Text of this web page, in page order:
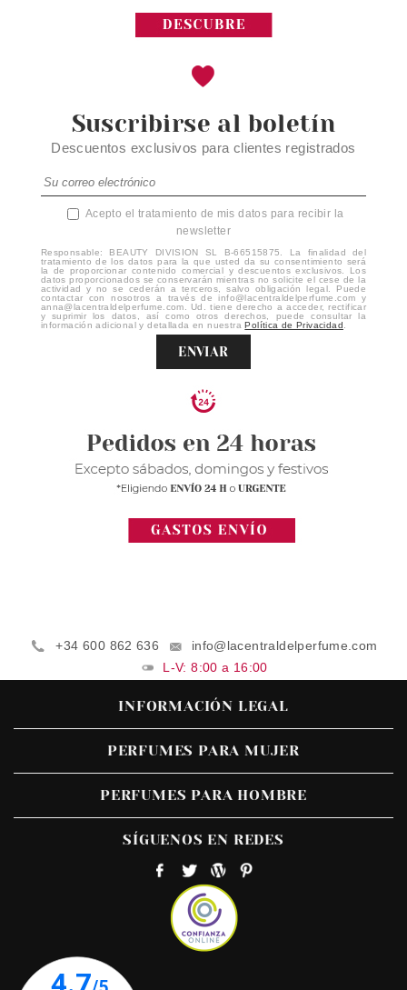
Suscribirse al boletín
Descuentos exclusivos para clientes registrados
Acepto el tratamiento de mis datos para recibir la
newsletter
Responsable: BEAUTY DIVISION SL B-66515875. La finalidad del
tratamiento de los datos para la que usted da su consentimiento será
la de proporcionar contenido comercial y descuentos exclusivos. Los
datos proporcionados se conservarán mientras no solicite el cese de la
actividad y no se cederán a terceros, salvo obligación legal. Puede
contactar con nosotros a través de info@lacentraldelperfume.com y
anna@lacentraldelperfume.com. Ud. tiene derecho a acceder, rectificar
y suprimir los datos, así como otros derechos, puede consultar la
información adicional y detallada en nuestraPolítica de Privacidad
ENVIAR
+34 600 862 636
info@lacentraldelperfume.com
L-V: 8:00 a 16:00
INFORMACIÓN LEGAL
PERFUMES PARA MUJER
PERFUMES PARA HOMBRE
SÍGUENOS EN REDES